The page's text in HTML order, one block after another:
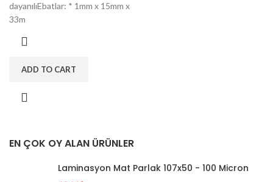
EN ÇOK OY ALAN ÜRÜNLER
Laminasyon Mat Parlak 107x50 - 100 Micron
dayanılıEbatlar: * 1mm x 15mm x
33m
ADD TO CART